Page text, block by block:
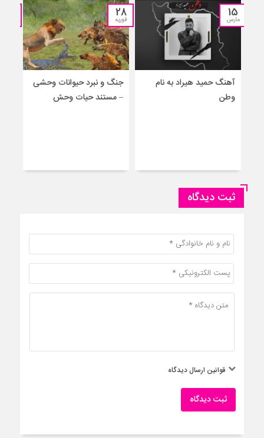
15
مارس
آهنگ حمید هیراد به نام
وطن
28
فوریه
جنگ و نبرد حیوانات وحشی
– مستند حیات وحش
ثبت دیدگاه
قوانین ارسال دیدگاه
ثبت دیدگاه